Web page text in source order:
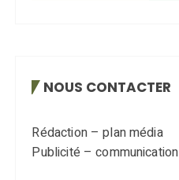
NOUS CONTACTER
Rédaction – plan média
Publicité – communication